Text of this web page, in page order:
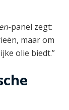
-panel zegt:
maar om
olie biedt.”